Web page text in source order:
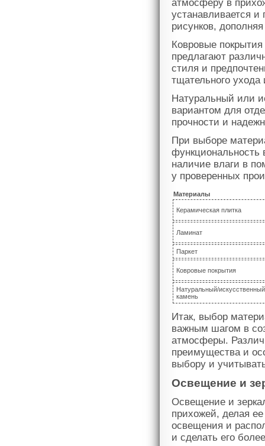
атмосферу в
устанавливается и
рисунков,
Ковровые
предлагают
стиля и
тщательного ухода
Натуральный или
вариантом для
прочности и
При выборе
функциональность
наличие влаги в
у проверенных
Материалы
Керамическая плитка
Ламинат
Паркет
Ковровые покрытия
Натуральный/искусственный
камень
Итак, выбор
важным шагом в
атмосферы.
преимущества и
выбору и
Освещение и
Освещение и
прихожей, делая
освещения и
и сделать его